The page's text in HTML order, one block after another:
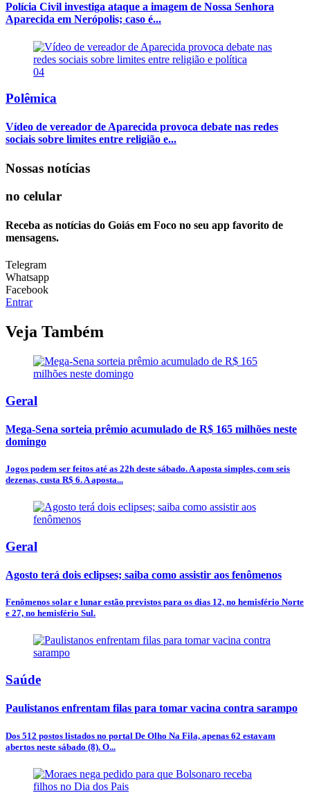
Polícia Civil investiga ataque a imagem de Nossa Senhora
Aparecida em Nerópolis; caso é...
04
Polêmica
Vídeo de vereador de Aparecida provoca debate nas redes
sociais sobre limites entre religião e...
Nossas notícias
no celular
Receba as notícias do Goiás em Foco no seu app favorito de
mensagens.
Telegram
Whatsapp
Facebook
Entrar
Veja Também
Geral
Mega-Sena sorteia prêmio acumulado de R$ 165 milhões neste
domingo
Jogos podem ser feitos até as 22h deste sábado. A aposta simples, com seis
dezenas, custa R$ 6. A aposta...
Geral
Agosto terá dois eclipses; saiba como assistir aos fenômenos
Fenômenos solar e lunar estão previstos para os dias 12, no hemisfério Norte
e 27, no hemisfério Sul.
Saúde
Paulistanos enfrentam filas para tomar vacina contra sarampo
Dos 512 postos listados no portal De Olho Na Fila, apenas 62 estavam
abertos neste sábado (8). O...